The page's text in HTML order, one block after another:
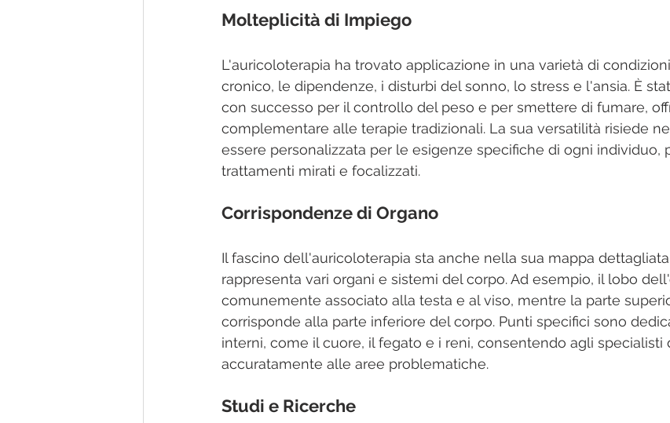
Molteplicità di Impiego
L'auricoloterapia ha trovato applicazione in una varietà di
cronico, le dipendenze, i disturbi del sonno, lo stress e l'ansia. È
con successo per il controllo del peso e per smettere di fumare,
complementare alle terapie tradizionali. La sua versatilità risiede
essere personalizzata per le esigenze specifiche di ogni individuo,
trattamenti mirati e focalizzati.
Corrispondenze di Organo
Il fascino dell'auricoloterapia sta anche nella sua mappa
rappresenta vari organi e sistemi del corpo. Ad esempio, il lobo
comunemente associato alla testa e al viso, mentre la parte
corrisponde alla parte inferiore del corpo. Punti specifici sono
interni, come il cuore, il fegato e i reni, consentendo agli specialisti
accuratamente alle aree problematiche.
Studi e Ricerche